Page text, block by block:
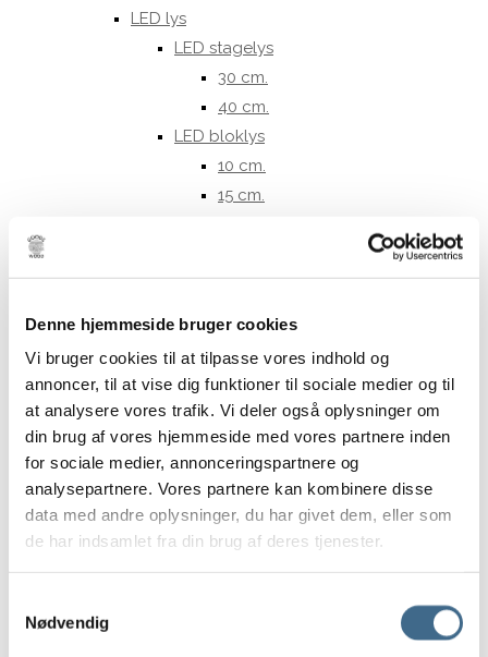
Denne hjemmeside bruger cookies
Vi bruger cookies til at tilpasse vores indhold og
annoncer, til at vise dig funktioner til sociale medier og til
at analysere vores trafik. Vi deler også oplysninger om
din brug af vores hjemmeside med vores partnere inden
for sociale medier, annonceringspartnere og
analysepartnere. Vores partnere kan kombinere disse
data med andre oplysninger, du har givet dem, eller som
de har indsamlet fra din brug af deres tjenester.
Nødvendig
LED lys
LED stagelys
30 cm.
40 cm.
LED bloklys
10 cm.
15 cm.
Potter og krukker
Bergs Potter – Julie
Bergs Potter – Modena
Bergs Potter – Hoff
Potter
Underskåle
Tekstiler
Duge
Køkkenhåndklæder